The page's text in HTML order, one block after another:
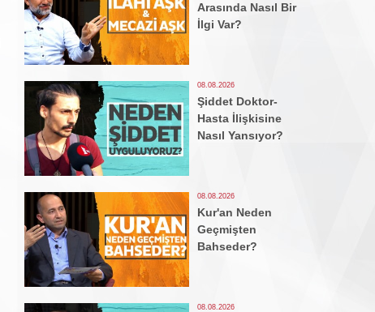
Arasında Nasıl Bir
İlgi Var?
08.08.2026
Şiddet Doktor-
Hasta İlişkisine
Nasıl Yansıyor?
08.08.2026
Kur'an Neden
Geçmişten
Bahseder?
08.08.2026